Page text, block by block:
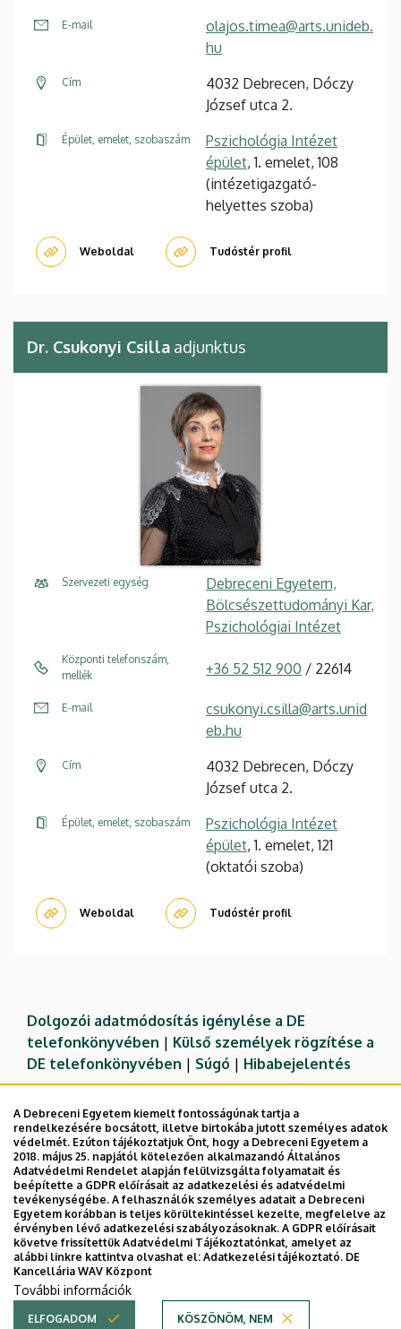
E-mail
olajos.timea@arts.unideb.
hu
Cím
4032 Debrecen, Dóczy
József utca 2.
Épület, emelet, szobaszám
Pszichológia Intézet
épület, 1. emelet, 108
(intézetigazgató-
helyettes szoba)
Weboldal Tudóstér profil
Dr. Csukonyi Csilla adjunktus
Szervezeti egység
Debreceni Egyetem,
Bölcsészettudományi Kar,
Pszichológiai Intézet
Központi telefonszám,
mellék
+36 52 512 900 / 22614
E-mail
csukonyi.csilla@arts.unid
eb.hu
Cím
4032 Debrecen, Dóczy
József utca 2.
Épület, emelet, szobaszám
Pszichológia Intézet
épület, 1. emelet, 121
(oktatói szoba)
Weboldal Tudóstér profil
Dolgozói adatmódosítás igénylése a DE
telefonkönyvében | Külső személyek rögzítése a
DE telefonkönyvében | Súgó | Hibabejelentés
Adatvédelem
Adatvédelem
Copyright © 2026 Unideb
A Debreceni Egyetem kiemelt fontosságúnak tartja a
rendelkezésére bocsátott, illetve birtokába jutott személyes adatok
védelmét. Ezúton tájékoztatjuk Önt, hogy a Debreceni Egyetem a
2018. május 25. napjától kötelezően alkalmazandó Általános
Adatvédelmi Rendelet alapján felülvizsgálta folyamatait és
beépítette a GDPR előírásait az adatkezelési és adatvédelmi
tevékenységébe. A felhasználók személyes adatait a Debreceni
Egyetem korábban is teljes körültekintéssel kezelte, megfelelve az
érvényben lévő adatkezelési szabályozásoknak. A GDPR előírásait
követve frissítettük Adatvédelmi Tájékoztatónkat, amelyet az
alábbi linkre kattintva olvashat el: Adatkezelési tájékoztató. DE
Kancellária WAV Központ
További információk
ELFOGADOM KÖSZÖNÖM, NEM